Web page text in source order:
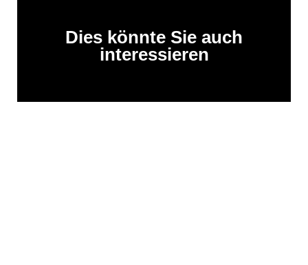
Dies könnte Sie auch
interessieren